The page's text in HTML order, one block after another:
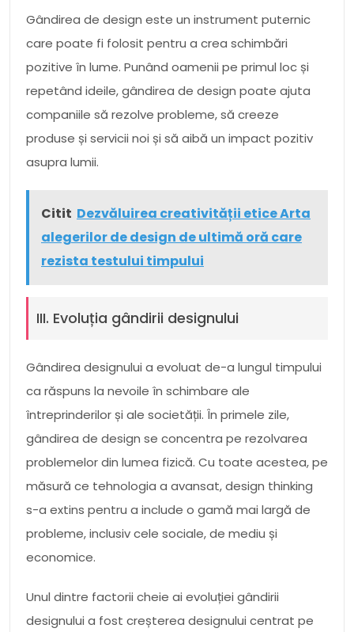
Gândirea de design este un instrument puternic
care poate fi folosit pentru a crea schimbări
pozitive în lume. Punând oamenii pe primul loc și
repetând ideile, gândirea de design poate ajuta
companiile să rezolve probleme, să creeze
produse și servicii noi și să aibă un impact pozitiv
asupra lumii.
Citit Dezvăluirea creativității etice Arta
alegerilor de design de ultimă oră care
rezista testului timpului
III. Evoluția gândirii designului
Gândirea designului a evoluat de-a lungul timpului
ca răspuns la nevoile în schimbare ale
întreprinderilor și ale societății. În primele zile,
gândirea de design se concentra pe rezolvarea
problemelor din lumea fizică. Cu toate acestea, pe
măsură ce tehnologia a avansat, design thinking
s-a extins pentru a include o gamă mai largă de
probleme, inclusiv cele sociale, de mediu și
economice.
Unul dintre factorii cheie ai evoluției gândirii
designului a fost creșterea designului centrat pe